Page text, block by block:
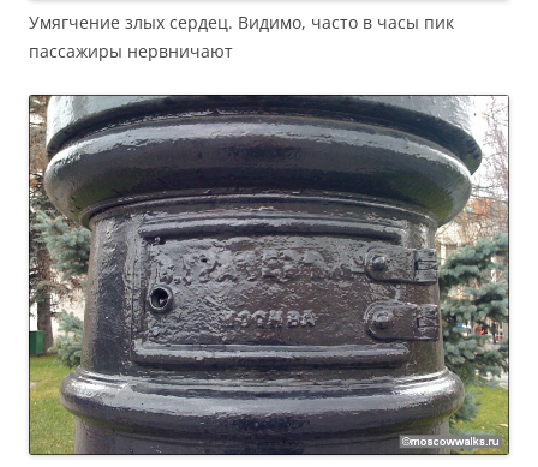
Умягчение злых сердец. Видимо, часто в часы пик
пассажиры нервничают